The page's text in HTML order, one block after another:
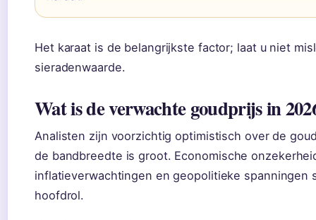
Het karaat is de belangrijkste factor; laat u niet
sieradenwaarde.
Wat is de verwachte goudprijs in
Analisten zijn voorzichtig optimistisch over de
de bandbreedte is groot. Economische
inflatieverwachtingen en geopolitieke spanningen
hoofdrol.